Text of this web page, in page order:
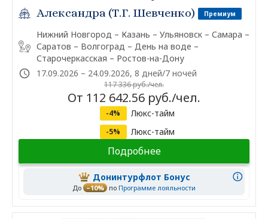
Александра (Т.Г. Шевченко) Премиум
Нижний Новгород – Казань – Ульяновск – Самара –
Саратов – Волгоград – День на воде –
Старочеркасская – Ростов-на-Дону
17.09.2026 – 24.09.2026, 8 дней/7 ночей
117 336 руб./чел.
От 112 642.56 руб./чел.
-4% Люкс-тайм
-5% Люкс-тайм
Подробнее
Донинтурфлот Бонус
До –10% по Программе лояльности